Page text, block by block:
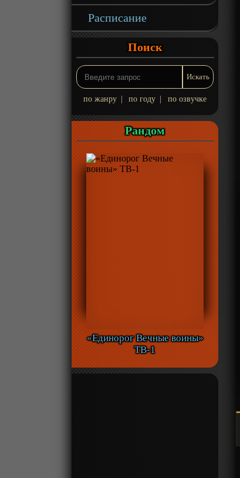
Расписание
Поиск
по жанру по году по озвучке
Рандом
«Единорог Вечные воины»
ТВ-1